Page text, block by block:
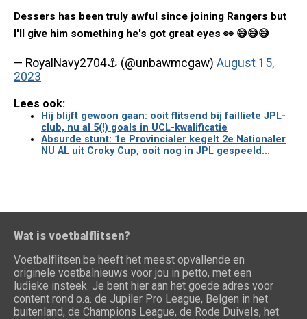
Dessers has been truly awful since joining Rangers but
I'll give him something he's got great eyes 👀 😅😅😅
— RoyalNavy2704⚓ (@unbawmcgaw) August 15,
2023
Lees ook:
Hij blijft gewoon gaan: ooit flitsend bij failliete JPL-
club, nu al 5(!) goals in UCL-kwalificatie
Absurde stunt: 1e Provincialer kegelt 2e Nationaler
NU AL uit Croky Cup, ooit nog in JPL gespeeld...
Wat is voetbalflitsen?
Voetbalflitsen.be heeft het meest opvallende en
originele voetbalnieuws voor jou in petto, met een
ludieke insteek. Je bent hier aan het goede adres voor
content rond o.a. de Jupiler Pro League, Belgen in het
buitenland, de Champions League, de Rode Duivels, het